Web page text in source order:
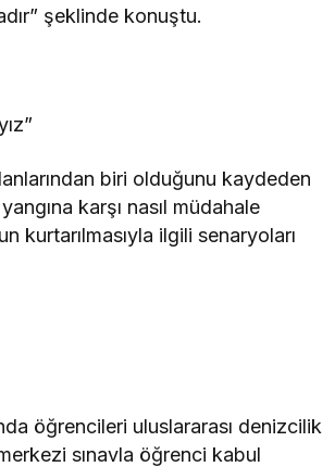
şeklinde konuştu.
biri olduğunu kaydeden
karşı nasıl müdahale
kurtarılmasıyla ilgili senaryoları
öğrencileri uluslararası denizcilik
sınavla öğrenci kabul